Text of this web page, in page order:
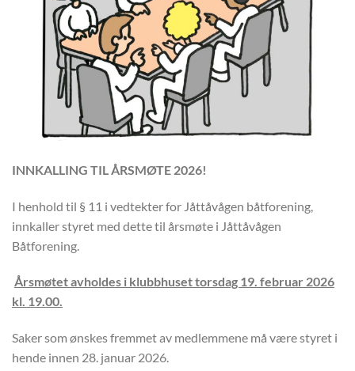
INNKALLING TIL ÅRSMØTE 2026!
I henhold til § 11 i vedtekter for Jåttåvågen båtforening,
innkaller styret med dette til årsmøte i Jåttåvågen
Båtforening.
Årsmøtet avholdes i klubbhuset torsdag 19. februar 2026
kl. 19.00.
Saker som ønskes fremmet av medlemmene må være styret i
hende innen 28. januar 2026.